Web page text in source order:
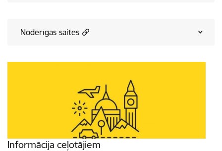
Noderīgas saites
Informācija ceļotājiem